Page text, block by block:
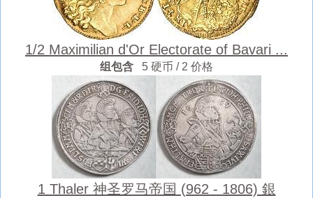
1/2 Maximilian d'Or Electorate of Bavari ...
组包含 5 硬币 / 2 价格
1 Thaler 神圣罗马帝国 (962 - 1806) 銀